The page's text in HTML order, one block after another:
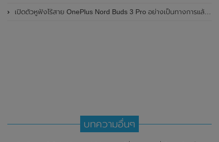
เปิดตัวหูฟังไร้สาย OnePlus Nord Buds 3 Pro อย่างเป็นทางการแล้ว มาพร้อมระบบตัดเสียงรบกวน (ANC) สามารถลดเสียงรบกวนได้ 49dB และแบตเตอรี่สุดอึดใช้งานได้นานสูงสุดถึง 44 ชั่วโมง
บทความอื่นๆ